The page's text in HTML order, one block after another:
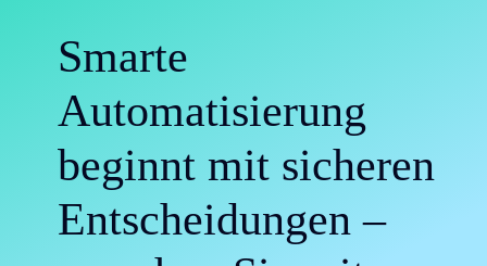
Smarte
Automatisierung
beginnt mit sicheren
Entscheidungen –